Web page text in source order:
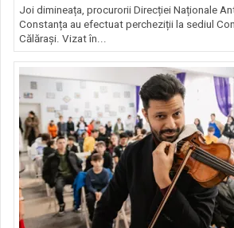
Joi dimineața, procurorii Direcției Naționale
Constanța au efectuat percheziții la sediul
Călărași. Vizat în...